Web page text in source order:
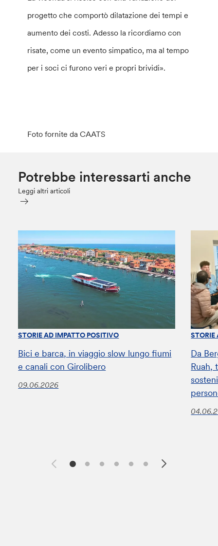
progetto che comportò dilatazione dei tempi e
aumento dei costi. Adesso la ricordiamo con
risate, come un evento simpatico, ma al tempo
per i soci ci furono veri e propri brividi».
Foto fornite da CAATS
Potrebbe interessarti anche
Leggi altri articoli
STORIE AD IMPATTO POSITIVO
Bici e barca, in viaggio slow lungo fiumi
e canali con Girolibero
09.06.2026
STORIE
Da
Ruah,